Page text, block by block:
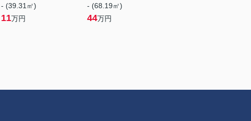
- (39.31㎡)
11万円
- (68.19㎡)
44万円